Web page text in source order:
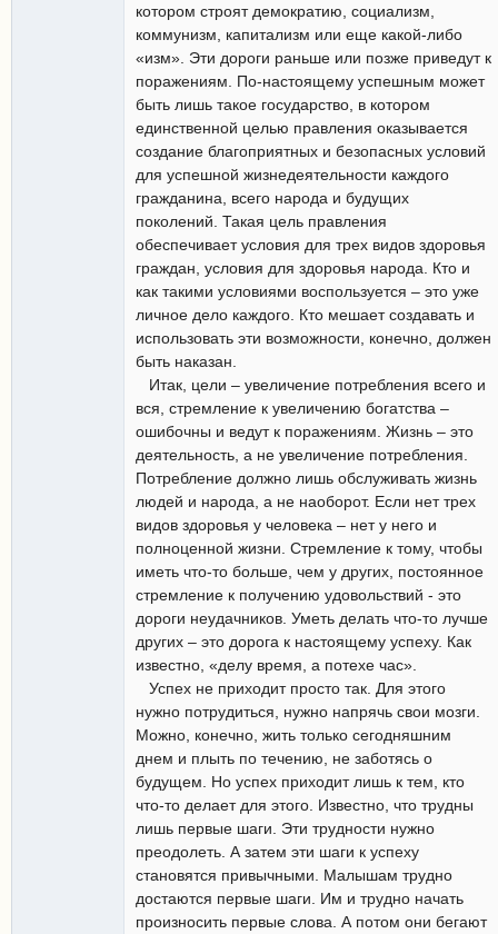
котором строят демократию, социализм,
коммунизм, капитализм или еще какой-либо
«изм». Эти дороги раньше или позже приведут к
поражениям. По-настоящему успешным может
быть лишь такое государство, в котором
единственной целью правления оказывается
создание благоприятных и безопасных условий
для успешной жизнедеятельности каждого
гражданина, всего народа и будущих
поколений. Такая цель правления
обеспечивает условия для трех видов здоровья
граждан, условия для здоровья народа. Кто и
как такими условиями воспользуется – это уже
личное дело каждого. Кто мешает создавать и
использовать эти возможности, конечно, должен
быть наказан.
Итак, цели – увеличение потребления всего и
вся, стремление к увеличению богатства –
ошибочны и ведут к поражениям. Жизнь – это
деятельность, а не увеличение потребления.
Потребление должно лишь обслуживать жизнь
людей и народа, а не наоборот. Если нет трех
видов здоровья у человека – нет у него и
полноценной жизни. Стремление к тому, чтобы
иметь что-то больше, чем у других, постоянное
стремление к получению удовольствий - это
дороги неудачников. Уметь делать что-то лучше
других – это дорога к настоящему успеху. Как
известно, «делу время, а потехе час».
Успех не приходит просто так. Для этого
нужно потрудиться, нужно напрячь свои мозги.
Можно, конечно, жить только сегодняшним
днем и плыть по течению, не заботясь о
будущем. Но успех приходит лишь к тем, кто
что-то делает для этого. Известно, что трудны
лишь первые шаги. Эти трудности нужно
преодолеть. А затем эти шаги к успеху
становятся привычными. Малышам трудно
достаются первые шаги. Им и трудно начать
произносить первые слова. А потом они бегают